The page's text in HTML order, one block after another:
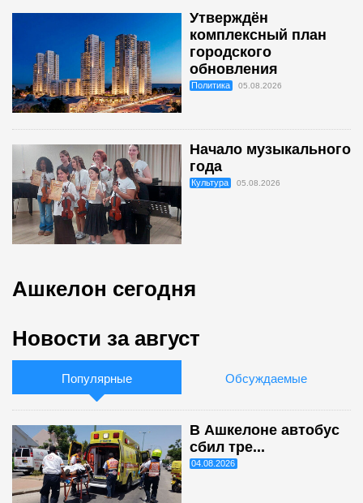
Утверждён
комплексный план
городского
обновления
Политика 05.08.2026
Начало музыкального
года
Культура 05.08.2026
Ашкелон сегодня
Новости за август
Популярные Обсуждаемые
В Ашкелоне автобус
сбил тре...
04.08.2026